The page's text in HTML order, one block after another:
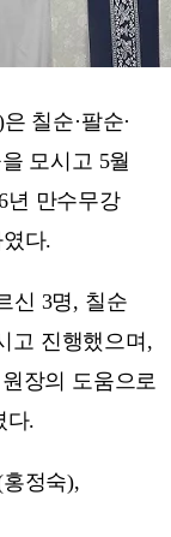
칠순·팔순·
모시고 5월
년 만수무강
다.
신 3명, 칠순
고 진행했으며,
장의 도움으로
다.
정숙),